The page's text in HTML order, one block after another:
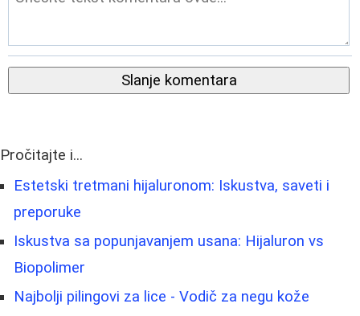
Slanje komentara
Pročitajte i...
Estetski tretmani hijaluronom: Iskustva, saveti i
preporuke
Iskustva sa popunjavanjem usana: Hijaluron vs
Biopolimer
Najbolji pilingovi za lice - Vodič za negu kože